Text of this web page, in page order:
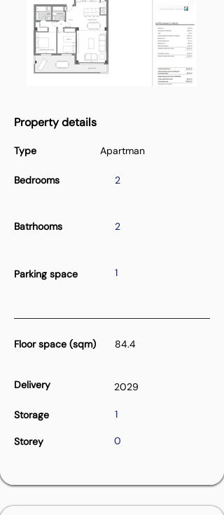
Property details
Type
Bedrooms
Apartman
2
Batrhooms 2
Parking space 1
Floor space (sqm) 84.4
Delivery 2029
Storage 1
Storey 0